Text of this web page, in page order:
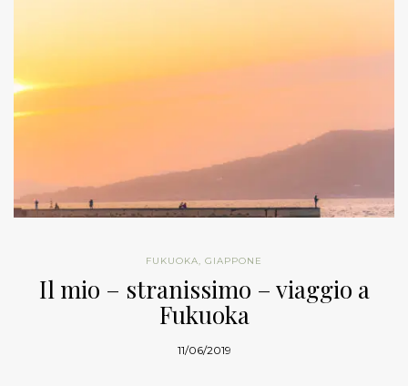
FUKUOKA, GIAPPONE
Il mio – stranissimo – viaggio a
Fukuoka
11/06/2019